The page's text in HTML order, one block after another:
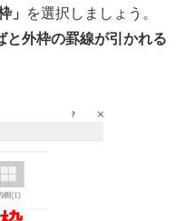
」 を選択しましょう。
外枠の罫線が引かれる